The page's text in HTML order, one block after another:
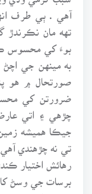
آهي . ٻي طرف
تهه مان نڪرندڙ
بوءَ کي محسوس
به مينهن جي
صورتحال ۾ هو
ضرورتن کي
چڙهي ۽ اتي
جيڪا هميشه
تي نه چڙهندي
رهائش اختيار
برسات جي وسڻ